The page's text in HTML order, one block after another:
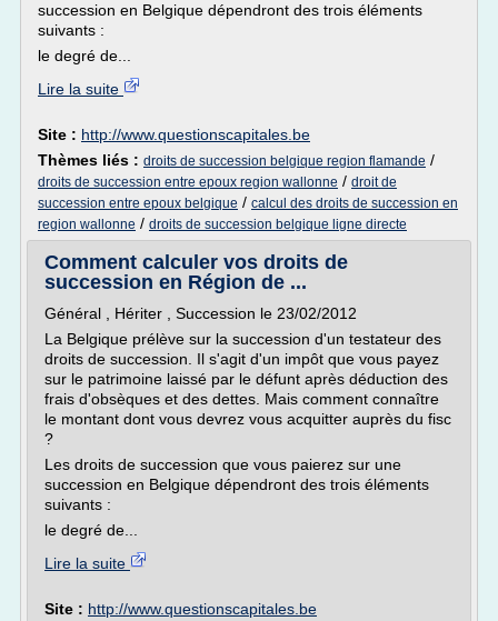
succession en Belgique dépendront des trois éléments
suivants :
le degré de...
Lire la suite
Site : http://www.questionscapitales.be
Thèmes liés : droits de succession belgique region flamande /
droits de succession entre epoux region wallonne / droit de
succession entre epoux belgique / calcul des droits de succession en
region wallonne / droits de succession belgique ligne directe
Comment calculer vos droits de
succession en Région de ...
Général , Hériter , Succession le 23/02/2012
La Belgique prélève sur la succession d'un testateur des
droits de succession. Il s'agit d'un impôt que vous payez
sur le patrimoine laissé par le défunt après déduction des
frais d'obsèques et des dettes. Mais comment connaître
le montant dont vous devrez vous acquitter auprès du fisc
?
Les droits de succession que vous paierez sur une
succession en Belgique dépendront des trois éléments
suivants :
le degré de...
Lire la suite
Site : http://www.questionscapitales.be